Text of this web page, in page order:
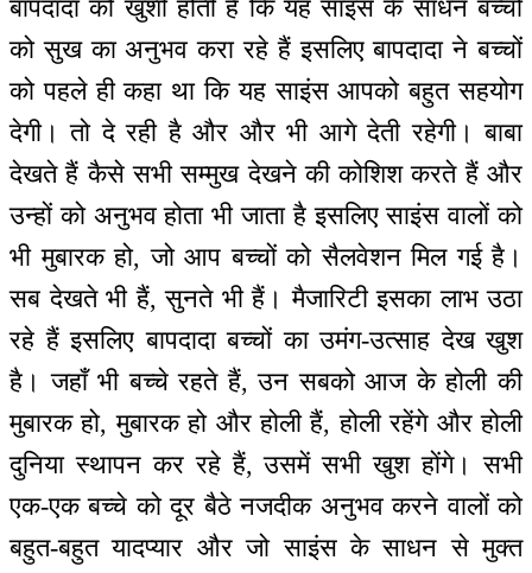
बापदादा को खुशी होती है कि यह साइंस के साधन बच्चों
को सुख का अनुभव करा रहे हैं इसलिए बापदादा ने बच्चों
को पहले ही कहा था कि यह साइंस आपको बहुत सहयोग
देगी। तो दे रही है और और भी आगे देती रहेगी। बाबा
देखते हैं कैसे सभी सम्मुख देखने की कोशिश करते हैं और
उन्हों को अनुभव होता भी जाता है इसलिए साइंस वालों को
भी मुबारक हो, जो आप बच्चों को सैलवेशन मिल गई है।
सब देखते भी हैं, सुनते भी हैं। मैजारिटी इसका लाभ उठा
रहे हैं इसलिए बापदादा बच्चों का उमंग-उत्साह देख खुश
है। जहाँ भी बच्चे रहते हैं, उन सबको आज के होली की
मुबारक हो, मुबारक हो और होली हैं, होली रहेंगे और होली
दुनिया स्थापन कर रहे हैं, उसमें सभी खुश होंगे। सभी
एक-एक बच्चे को दूर बैठे नजदीक अनुभव करने वालों को
बहुत-बहुत यादप्यार और जो साइंस के साधन से मुक्त